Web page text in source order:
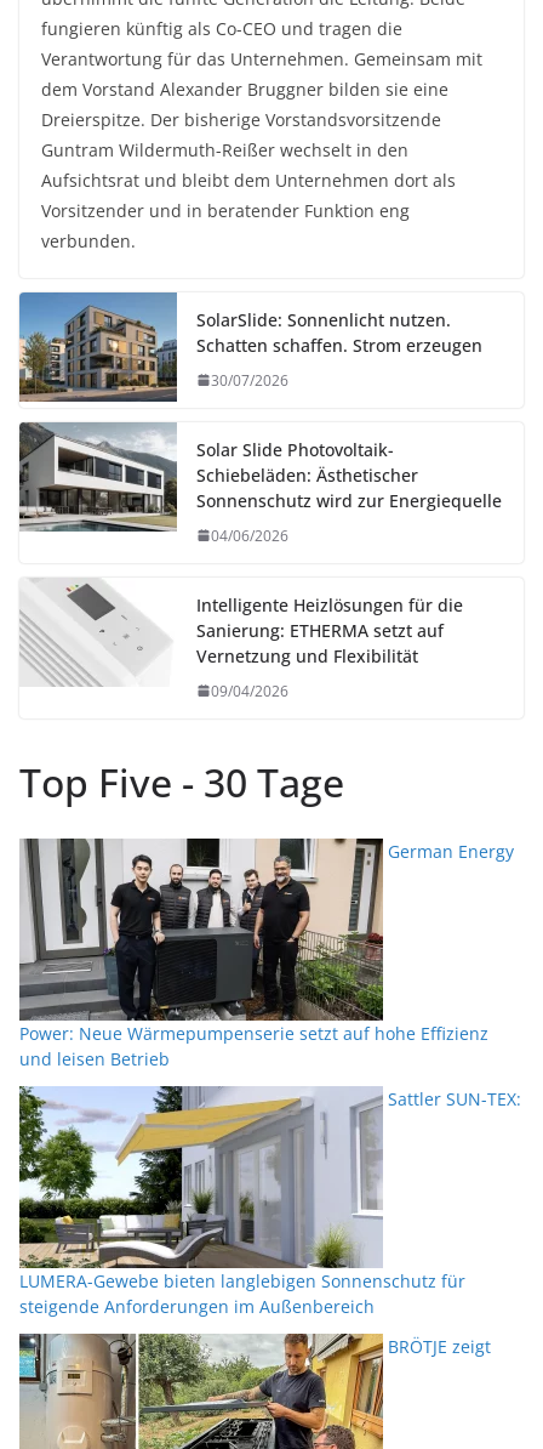
fungieren künftig als Co-CEO und tragen die
Verantwortung für das Unternehmen. Gemeinsam mit
dem Vorstand Alexander Bruggner bilden sie eine
Dreierspitze. Der bisherige Vorstandsvorsitzende
Guntram Wildermuth-Reißer wechselt in den
Aufsichtsrat und bleibt dem Unternehmen dort als
Vorsitzender und in beratender Funktion eng
verbunden.
SolarSlide: Sonnenlicht nutzen.
Schatten schaffen. Strom erzeugen
30/07/2026
Solar Slide Photovoltaik-
Schiebeläden: Ästhetischer
Sonnenschutz wird zur Energiequelle
04/06/2026
Intelligente Heizlösungen für die
Sanierung: ETHERMA setzt auf
Vernetzung und Flexibilität
09/04/2026
Top Five - 30 Tage
German Energy
Power: Neue Wärmepumpenserie setzt auf hohe Effizienz
und leisen Betrieb
Sattler SUN-TEX:
LUMERA-Gewebe bieten langlebigen Sonnenschutz für
steigende Anforderungen im Außenbereich
BRÖTJE zeigt